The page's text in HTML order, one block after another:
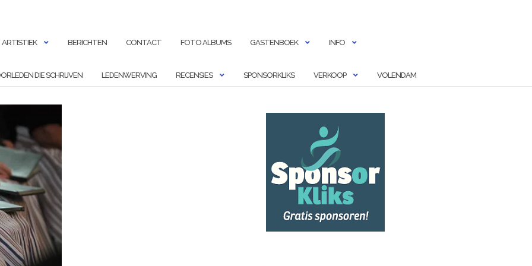
ARTISTIEK BERICHTEN CONTACT FOTO ALBUMS GASTENBOEK INFO
DIE SCHRIJVEN LEDENWERVING RECENSIES SPONSORKLIKS VERKOOP VOLENDAM